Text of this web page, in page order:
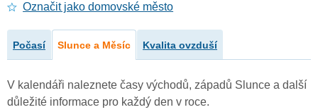
Označit jako domovské město
Počasí Slunce a Měsíc Kvalita ovzduší
V kalendáři naleznete časy východů, západů Slunce a další
důležité informace pro každý den v roce.